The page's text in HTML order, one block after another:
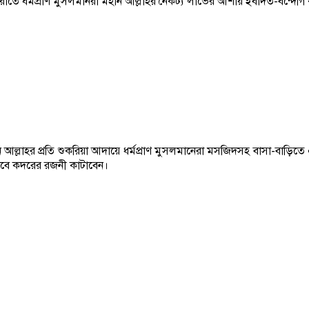
প্রতি শুকরিয়া আদায়ে ধর্মপ্রাণ মুসলমানেরা মসজিদসহ বাসা-
কদরের রজনী কাটাবেন।